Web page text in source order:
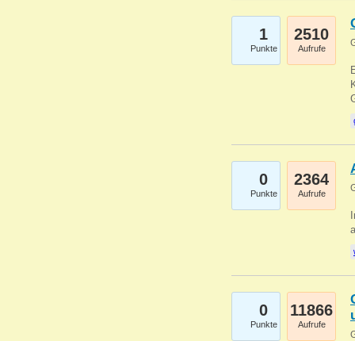
1
Punkte
2510
Aufrufe
0
Punkte
2364
Aufrufe
0
Punkte
11866
Aufrufe